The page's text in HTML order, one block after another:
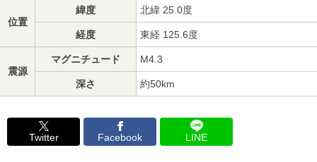
位置
緯度 北緯 25.0度
経度 東経 125.6度
震源
マグニチュード M4.3
深さ 約50km
Twitter Facebook LINE